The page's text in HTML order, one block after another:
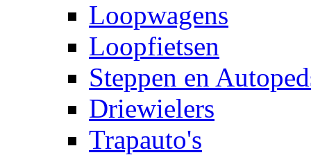
Loopwagens
Loopfietsen
Steppen en
Driewielers
Trapauto's